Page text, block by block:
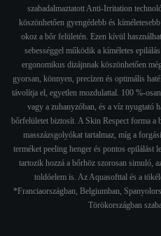
szabadalmaztatott Anti-Irritation
köszönhetően gyengédebb és
okoz a bőr felületén. Ezen kívül
sebességgel működik a kíméletes
ergonomikus dizájnnak köszönhetően
gyorsan, könnyen, precízen és optimális
távolítja el, egyetlen mozdulattal. 100 %-
vagy a zuhanyzóban, és a víz nyugtató
bőrfelületet biztosít. A Skin Respect forma a
masszázsgolyókat tartalmaz, míg a
terméket peeling henger és pontos epilálást
tartozik hozzá a bőrhöz szorosan simuló,
toldóelem is. Az Aquasofttal és a
*Franciaországban, Belgiumban,
Törökországban